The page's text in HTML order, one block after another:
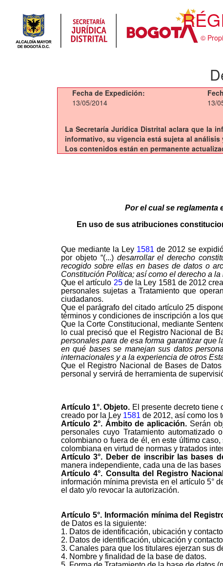
©
Fecha de Expedición:
13/05/2014
13/
La Secretaría Jurídica Distrital aclara que la
informativo, su vigencia está sujeta al
Los contenidos están en permanente
Por el cual se reglamenta
En uso de sus atribuciones
Que mediante la Ley 1581 de 2012 se
por objeto “(...) desarrollar el derecho
recogido sobre ellas en bases de datos o
Constitución Política; así como el derecho a
Que el artículo 25de la Ley 1581 de 2012
personales sujetas a Tratamiento que
ciudadanos.
Que el parágrafo del citado artículo 25
términos y condiciones de inscripción a los
Que la Corte Constitucional, mediante
lo cual precisó que el Registro Nacional de
personales para de esa forma garantizar que
en qué bases se manejan sus datos
internacionales y a la experiencia de otros
Que el Registro Nacional de Bases de
personal y servirá de herramienta de
Artículo 1°. Objeto. El presente decreto
creado por la Ley 1581 de 2012, así como los
Artículo 2°. Ámbito de aplicación. Serán
personales cuyo Tratamiento
colombiano o fuera de él, en este último
colombiana en virtud de normas y tratados
Artículo 3°. Deber de inscribir las bases
manera independiente, cada una de las
Artículo 4°. Consulta del Registro
información mínima prevista en el artículo 5°
el dato y/o revocar la autorización.
Artículo 5°. Información mínima del
de Datos es la siguiente:
1. Datos de identificación, ubicación y
2. Datos de identificación, ubicación y
3. Canales para que los titulares ejerzan sus
4. Nombre y finalidad de la base de datos.